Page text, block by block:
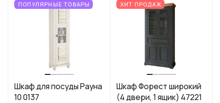
ПОПУЛЯРНЫЕ ТОВАРЫ
Шкаф для посуды Рауна
10 0137
ХИТ ПРОДАЖ
Шкаф Форест широкий
(4 двери, 1 ящик) 47221